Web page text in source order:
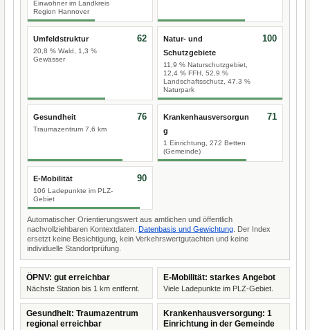
Einwohner im Landkreis
Region Hannover
Umfeldstruktur
20,8 % Wald, 1,3 %
Gewässer
62
Natur- und
Schutzgebiete
11,9 % Naturschutzgebiet,
12,4 % FFH, 52,9 %
Landschaftsschutz, 47,3 %
Naturpark
100
Gesundheit
Traumazentrum 7,6 km
76
Krankenhausversorgun
g
1 Einrichtung, 272 Betten
(Gemeinde)
71
E-Mobilität
106 Ladepunkte im PLZ-
Gebiet
90
Automatischer Orientierungswert aus amtlichen und öffentlich
nachvollziehbaren Kontextdaten. Datenbasis und Gewichtung . Der Index
ersetzt keine Besichtigung, kein Verkehrswertgutachten und keine
individuelle Standortprüfung.
ÖPNV: gut erreichbar
Nächste Station bis 1 km entfernt.
E-Mobilität: starkes Angebot
Viele Ladepunkte im PLZ-Gebiet.
Gesundheit: Traumazentrum
regional erreichbar
Krankenhausversorgung: 1
Einrichtung in der Gemeinde